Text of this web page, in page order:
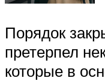
Порядок
претерпел
которые в